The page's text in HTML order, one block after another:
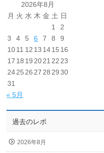
2026年8月
月 火 水 木 金 土 日
1
2
3
4 5 6 7 8
9
1011 12 13 1415 16
17 18 19 2021 22 23
2425 26 27 28 29 30
31
« 5月
過去のレポ
2026年8月